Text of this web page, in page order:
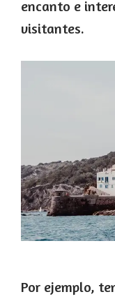
encanto e
visitantes.
Por ejemplo,